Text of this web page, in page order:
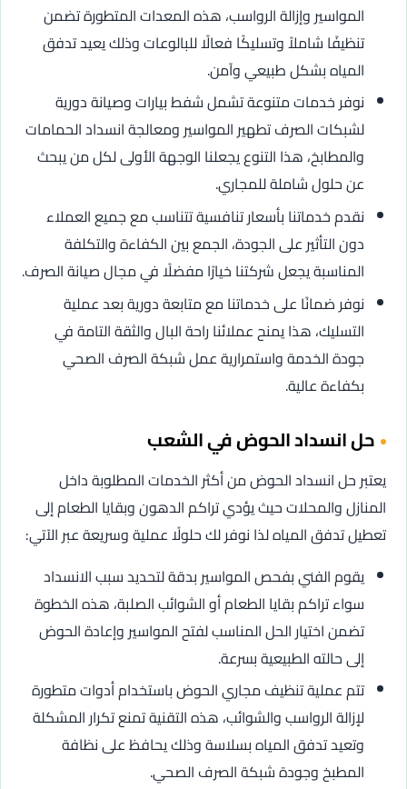
المواسير وإزالة الرواسب، هذه المعدات المتطورة تضمن
تنظيفًا شاملاً وتسليكًا فعالًا للبالوعات وذلك يعيد تدفق
المياه بشكل طبيعي وآمن.
نوفر خدمات متنوعة تشمل شفط بيارات وصيانة دورية
لشبكات الصرف تطهير المواسير ومعالجة انسداد الحمامات
والمطابخ، هذا التنوع يجعلنا الوجهة الأولى لكل من يبحث
عن حلول شاملة للمجاري.
نقدم خدماتنا بأسعار تنافسية تتناسب مع جميع العملاء
دون التأثير على الجودة، الجمع بين الكفاءة والتكلفة
المناسبة يجعل شركتنا خيارًا مفضلًا في مجال صيانة الصرف.
نوفر ضمانًا على خدماتنا مع متابعة دورية بعد عملية
التسليك، هذا يمنح عملائنا راحة البال والثقة التامة في
جودة الخدمة واستمرارية عمل شبكة الصرف الصحي
بكفاءة عالية.
حل انسداد الحوض في الشعب
يعتبر حل انسداد الحوض من أكثر الخدمات المطلوبة داخل
المنازل والمحلات حيث يؤدي تراكم الدهون وبقايا الطعام إلى
تعطيل تدفق المياه لذا نوفر لك حلولًا عملية وسريعة عبر الآتي:
يقوم الفني بفحص المواسير بدقة لتحديد سبب الانسداد
سواء تراكم بقايا الطعام أو الشوائب الصلبة، هذه الخطوة
تضمن اختيار الحل المناسب لفتح المواسير وإعادة الحوض
إلى حالته الطبيعية بسرعة.
تتم عملية تنظيف مجاري الحوض باستخدام أدوات متطورة
لإزالة الرواسب والشوائب، هذه التقنية تمنع تكرار المشكلة
وتعيد تدفق المياه بسلاسة وذلك يحافظ على نظافة
المطبخ وجودة شبكة الصرف الصحي.